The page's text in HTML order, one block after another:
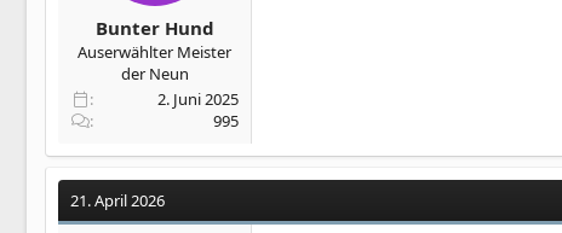
Bunter Hund
Auserwählter Meister
der Neun
2. Juni 2025
995
21. April 2026